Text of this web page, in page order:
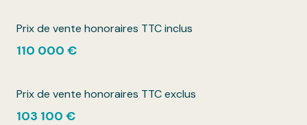
Prix de vente honoraires TTC inclus
110 000 €
Prix de vente honoraires TTC exclus
103 100 €